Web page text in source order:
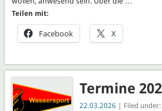
Teilen mit:
Facebook X
Termine
22.03.2026 | Filed under: